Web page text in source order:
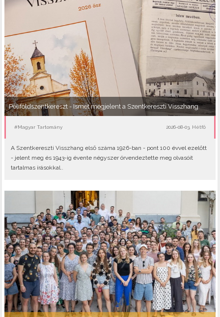
Péliföldszentkereszt - Ismét megjelent a Szentkereszti Visszhang
#Magyar Tartomány 2026-08-03, Hétfő
A Szentkereszti Visszhang első száma 1926-ban - pont 100 évvel ezelőtt
- jelent meg és 1943-ig évente négyszer örvendeztette meg olvasóit
tartalmas írásokkal..